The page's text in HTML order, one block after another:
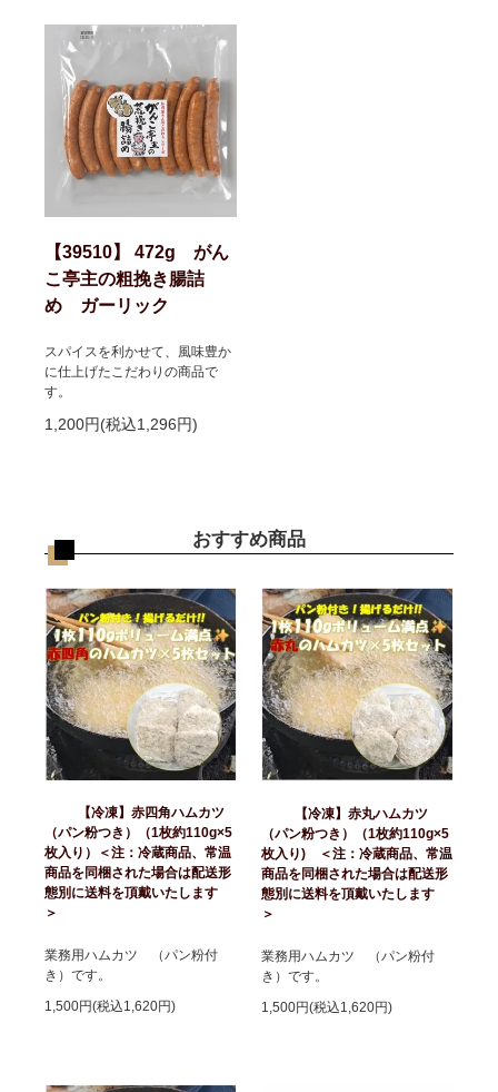
【39510】 472g がん
こ亭主の粗挽き腸詰
め ガーリック
スパイスを利かせて、風味豊か
に仕上げたこだわりの商品で
す。
1,200円(税込1,296円)
おすすめ商品
【冷凍】赤四角ハムカツ
（パン粉つき）（1枚約110g×5
枚入り）＜注：冷蔵商品、常温
商品を同梱された場合は配送形
態別に送料を頂戴いたします
＞
業務用ハムカツ （パン粉付
き）です。
1,500円(税込1,620円)
【冷凍】赤丸ハムカツ
（パン粉つき）（1枚約110g×5
枚入り) ＜注：冷蔵商品、常温
商品を同梱された場合は配送形
態別に送料を頂戴いたします
＞
業務用ハムカツ （パン粉付
き）です。
1,500円(税込1,620円)